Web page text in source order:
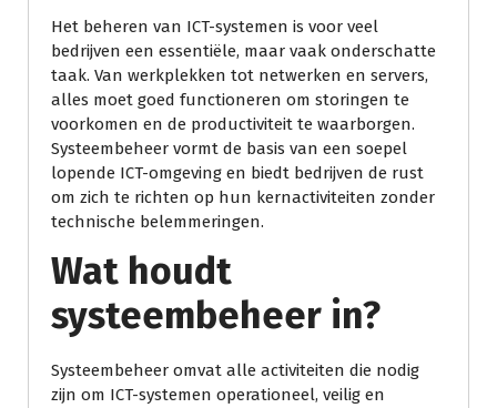
Het beheren van ICT-systemen is voor veel
bedrijven een essentiële, maar vaak onderschatte
taak. Van werkplekken tot netwerken en servers,
alles moet goed functioneren om storingen te
voorkomen en de productiviteit te waarborgen.
Systeembeheer vormt de basis van een soepel
lopende ICT-omgeving en biedt bedrijven de rust
om zich te richten op hun kernactiviteiten zonder
technische belemmeringen.
Wat houdt
systeembeheer in?
Systeembeheer omvat alle activiteiten die nodig
zijn om ICT-systemen operationeel, veilig en